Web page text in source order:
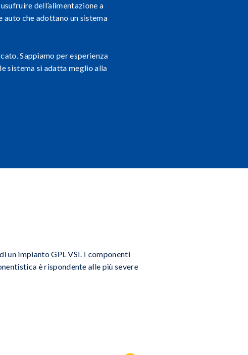
dell’alimentazione a
che adottano un sistema
Sappiamo per esperienza
sistema si adatta meglio alla
un impianto GPL VSI. I componenti
è rispondente alle più severe